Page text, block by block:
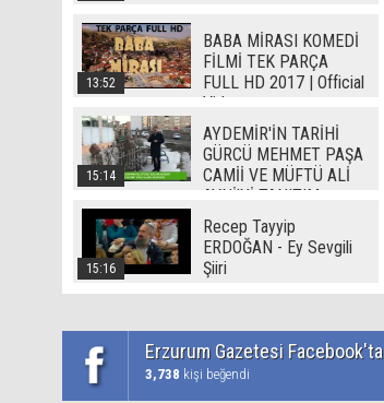
13:52
BABA MİRASI KOMEDİ
FİLMİ TEK PARÇA
FULL HD 2017 | Official
Video
15:14
AYDEMİR'İN TARİHİ
GÜRCÜ MEHMET PAŞA
CAMİİ VE MÜFTÜ ALİ
AVNİ'Yİ TANITIM
15:16
Recep Tayyip
ERDOĞAN - Ey Sevgili
Şiiri
Erzurum Gazetesi Facebook'ta
3,738 kişi beğendi